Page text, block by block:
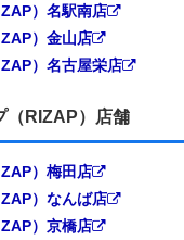
）名駅南店
）金山店
）名古屋栄店
（RIZAP）店舗
）梅田店
）なんば店
）京橋店